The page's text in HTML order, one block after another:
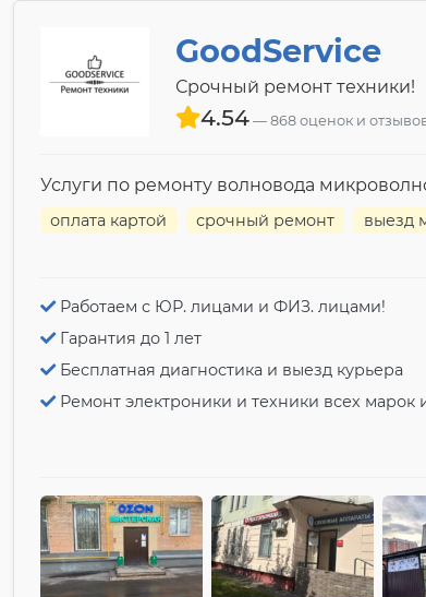
GoodService
Срочный ремонт техники!
4.54 868 оценок и
Услуги по ремонту волновода
оплата картой срочный ремонт выезд
Работаем с ЮР. лицами и ФИЗ. лицами!
Гарантия до 1 лет
Бесплатная диагностика и выезд курьера
Ремонт электроники и техники всех марок и